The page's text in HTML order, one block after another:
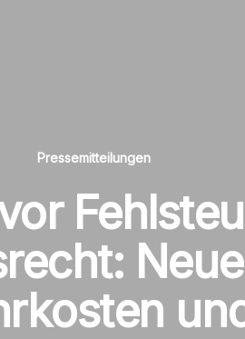
Pressemitteilungen